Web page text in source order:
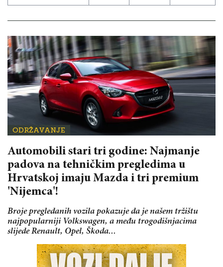
ODRŽAVANJE
Automobili stari tri godine: Najmanje
padova na tehničkim pregledima u
Hrvatskoj imaju Mazda i tri premium
'Nijemca'!
Broje pregledanih vozila pokazuje da je našem tržištu
najpopularniji Volkswagen, a među trogodišnjacima
slijede Renault, Opel, Škoda...